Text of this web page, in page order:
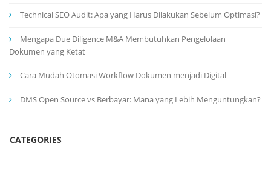
Technical SEO Audit: Apa yang Harus Dilakukan Sebelum Optimasi?
Mengapa Due Diligence M&A Membutuhkan Pengelolaan
Dokumen yang Ketat
Cara Mudah Otomasi Workflow Dokumen menjadi Digital
DMS Open Source vs Berbayar: Mana yang Lebih Menguntungkan?
CATEGORIES